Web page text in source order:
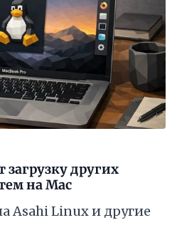
загрузку других
на Mac
Asahi Linux и другие